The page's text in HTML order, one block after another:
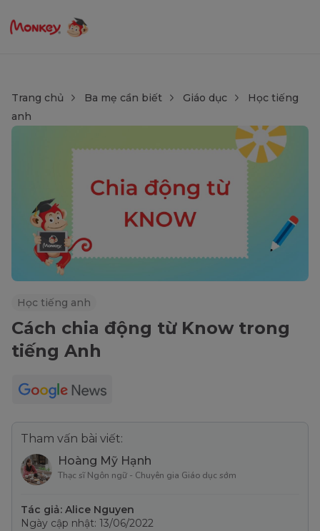
Trang chủ Ba mẹ cần biết Giáo dục
Học tiếng
anh
Học tiếng anh
Cách chia động từ Know trong
tiếng Anh
Tham vấn bài viết:
Hoàng Mỹ Hạnh
Thạc sĩ Ngôn ngữ - Chuyên gia Giáo dục sớm
Tác giả: Alice Nguyen
Ngày cập nhật: 13/06/2022